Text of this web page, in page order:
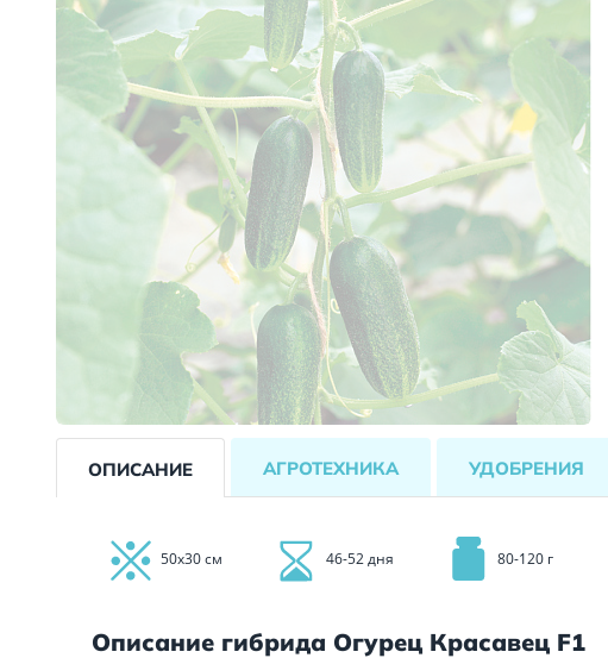
ОПИСАНИЕ АГРОТЕХНИКА УДОБРЕНИЯ
50х30 см 46-52 дня 80-120 г
Описание гибрида Огурец Красавец F1